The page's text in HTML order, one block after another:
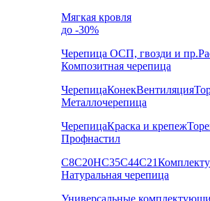
Мягкая кровля
до -30%
Черепица ОСП, гвозди и пр.
Композитная черепица
ЧерепицаКонекВентиляция
Металлочерепица
ЧерепицаКраска и крепеж
Профнастил
С8С20НС35С44С21
Натуральная черепица
Универсальные